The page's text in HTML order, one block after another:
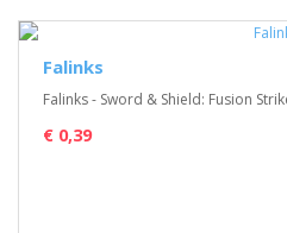
Falinks
Falinks - Sword & Shield: Fusion
€ 0,39